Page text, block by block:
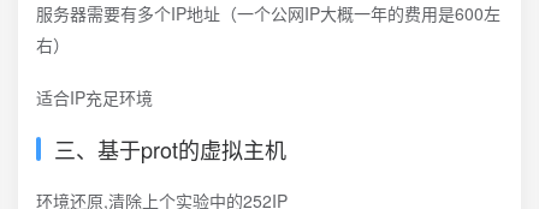
服务器需要有多个IP地址（一个公网IP大概一年的费用是600左
右）
适合IP充足环境
三、基于prot的虚拟主机
环境还原,清除上个实验中的252IP